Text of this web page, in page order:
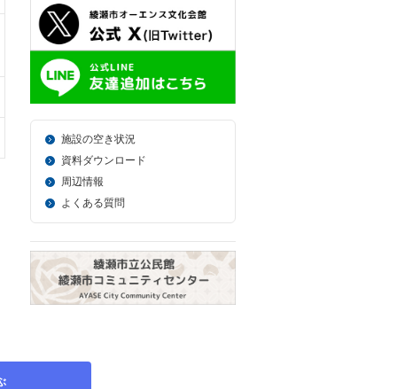
施設の空き状況
資料ダウンロード
周辺情報
よくある質問